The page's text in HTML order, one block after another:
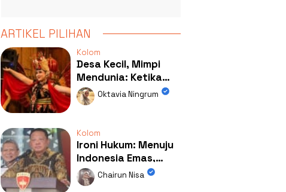
ARTIKEL PILIHAN
Kolom
Desa Kecil, Mimpi
Mendunia: Ketika
Kolaborasi
Mengubah Wajah
Oktavia Ningrum
Kolom
Ironi Hukum: Menuju
Indonesia Emas,
Ternyata Emasnya
Ada di Rumah Febrie!
Chairun Nisa